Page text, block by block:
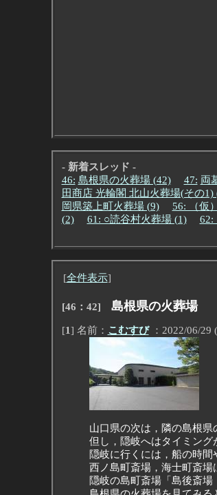
- 新着スレッド -
46: 島根県の火葬場 (42) 47: 両
田商店 光輪閣 北山火葬場(その1)
岡県築上町火葬場 (9)
56: （仮
(2)
61: ○読谷村火葬場 (1) 62:
[全件表示]
[46：42] 島根県の火葬場
[1] 名前： こむすび：2022/06/29
山口県の次は，隣の島根県
但し，隠岐へはタイミング
隠岐に行くには，船の時
西ノ島町斎場，海士町斎場
隠岐の島町斎場「島後斎